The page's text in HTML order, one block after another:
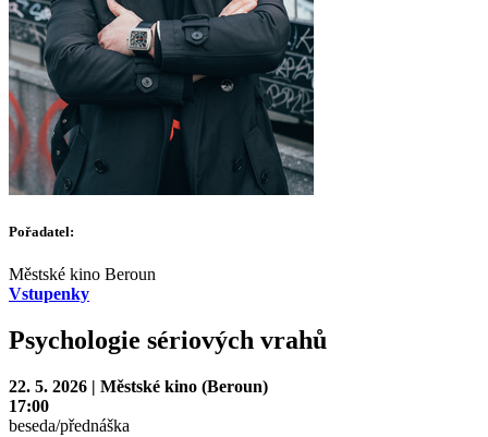
Pořadatel:
Městské kino Beroun
Vstupenky
Psychologie sériových vrahů
22. 5. 2026 | Městské kino (Beroun)
17:00
beseda/přednáška